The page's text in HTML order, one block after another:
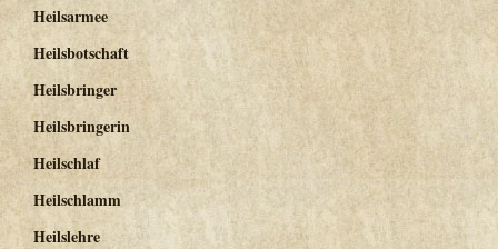
Heilsarmee
Heilsbotschaft
Heilsbringer
Heilsbringerin
Heilschlaf
Heilschlamm
Heilslehre